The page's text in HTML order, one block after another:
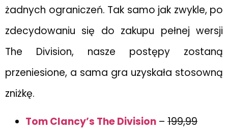
żadnych ograniczeń. Tak samo jak zwykle, po
zdecydowaniu się do zakupu pełnej wersji
The Division, nasze postępy zostaną
przeniesione, a sama gra uzyskała stosowną
zniżkę.
Tom Clancy’s The Division – 199,99